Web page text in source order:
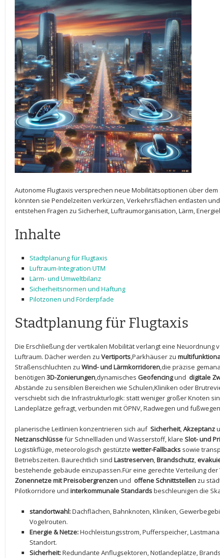
Autonome ⁢Flugtaxis versprechen neue Mobilitätsoptionen über⁢ dem
⁣könnten sie⁤ Pendelzeiten verkürzen, Verkehrsflächen‌ entlasten
entstehen Fragen ⁢zu​ Sicherheit,⁤ Luftraumorganisation, Lärm,
Inhalte
Stadtplanung für Flugtaxis
Luftraum-Integration UTM
Lärm-‍ und Umweltbilanz
Sicherheitsnormen​ und⁣ Haftung
Pilotzonen und ​Förderpfade
Stadtplanung​ für ‍Flugtaxis
Die Erschließung der vertikalen Mobilität verlangt ⁣eine Neuordnung
⁤Luftraum. Dächer‌ werden ​zu Vertiports,Parkhäuser zu
Straßenschluchten zu Wind-​ und Lärmkorridoren,die​ präzise
benötigen 3D-Zonierungen,dynamisches Geofencingund ‍ digitale
Abstände zu sensiblen Bereichen wie ​Schulen,Kliniken oder
verschiebt sich die Infrastrukturlogik:⁤ statt weniger großer Knoten
Landeplätze ⁤gefragt, verbunden mit ÖPNV, Radwegen und
planerische Leitlinien konzentrieren⁤ sich auf ​ Sicherheit,Akzeptanz
Netzanschlüssefür Schnellladen und Wasserstoff, klare⁢ Slot- und
Logistikflüge,⁤ meteorologisch⁣ gestützte wetter-Fallbacks sowie
Betriebszeiten. Baurechtlich sind Lastreserven,Brandschutz,
⁣bestehende ⁣gebäude einzupassen.Für eine​ gerechte Verteilung
Zonennetze⁤ mit Preisobergrenzenund ⁤ offene ⁣Schnittstellen zu⁣
Pilotkorridore und interkommunale Standardsbeschleunigen die
standortwahl:Dachflächen, Bahnknoten, Kliniken,
Vogelrouten.
Energie & Netze:Hochleistungsstrom,⁢ Pufferspeicher,
‌Standort.
Sicherheit:Redundante Anflugsektoren, Notlandeplätze,